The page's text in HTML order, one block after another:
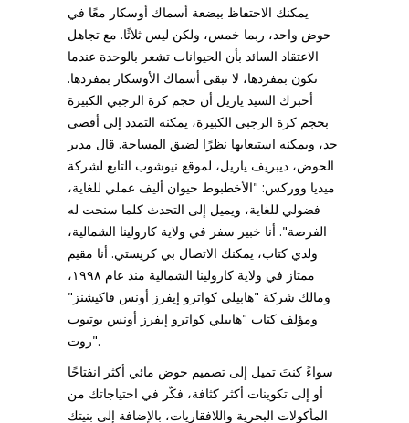
يمكنك الاحتفاظ ببضعة أسماك أوسكار معًا في
حوض واحد، ربما خمس، ولكن ليس ثلاثًا. مع تجاهل
الاعتقاد السائد بأن الحيوانات تشعر بالوحدة عندما
تكون بمفردها، لا تبقى أسماك الأوسكار بمفردها.
أخبرك السيد ياريل أن حجم كرة الرجبي الكبيرة
بحجم كرة الرجبي الكبيرة، يمكنه التمدد إلى أقصى
حد، ويمكنه استيعابها نظرًا لضيق المساحة. قال مدير
الحوض، ديبريف ياريل، لموقع نيوشوب التابع لشركة
ميديا ​​ووركس: "الأخطبوط حيوان أليف عملي للغاية،
فضولي للغاية، ويميل إلى التحدث كلما سنحت له
الفرصة". أنا خبير سفر في ولاية كارولينا الشمالية،
ولدي كتاب، يمكنك الاتصال بي كريستي. أنا مقيم
ممتاز في ولاية كارولينا الشمالية منذ عام ١٩٩٨،
ومالك شركة "هابيلي كواترو إيفرز أونس فاكيشنز"
ومؤلف كتاب "هابيلي كواترو إيفرز أونس يوتيوب
روت".
سواءً كنتَ تميل إلى تصميم حوض مائي أكثر انفتاحًا
أو إلى تكوينات أكثر كثافة، فكّر في احتياجاتك من
المأكولات البحرية واللافقاريات، بالإضافة إلى بنيتك